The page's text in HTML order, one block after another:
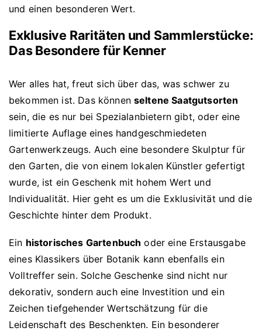
und einen besonderen Wert.
Exklusive Raritäten und Sammlerstücke:
Das Besondere für Kenner
Wer alles hat, freut sich über das, was schwer zu
bekommen ist. Das könnenseltene Saatgutsorten
sein, die es nur bei Spezialanbietern gibt, oder eine
limitierte Auflage eines handgeschmiedeten
Gartenwerkzeugs. Auch eine besondere Skulptur für
den Garten, die von einem lokalen Künstler gefertigt
wurde, ist ein Geschenk mit hohem Wert und
Individualität. Hier geht es um die Exklusivität und die
Geschichte hinter dem Produkt.
Ein historisches Gartenbuch oder eine Erstausgabe
eines Klassikers über Botanik kann ebenfalls ein
Volltreffer sein. Solche Geschenke sind nicht nur
dekorativ, sondern auch eine Investition und ein
Zeichen tiefgehender Wertschätzung für die
Leidenschaft des Beschenkten. Ein besonderer